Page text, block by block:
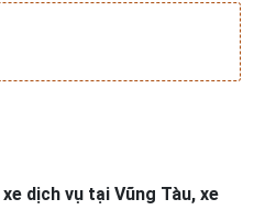
xe dịch vụ tại Vũng Tàu, xe